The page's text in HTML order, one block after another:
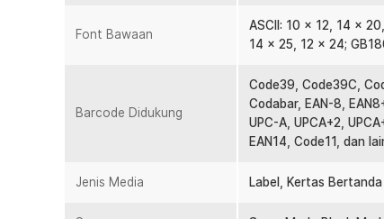
Rincian yang Anda dapatkan untuk pembelian
1 x Kabel Daya
1 x Kabel USB A to USB Type B
1 x Kabel Serial RS232 (Khusus Varian USB Serial
Font Bawaan
ASCII: 10 x 12, 14 x
14 x 25, 12 x 24;
Barcode Didukung
Code39, Code39C,
Codabar, EAN-8,
UPC-A, UPCA+2,
EAN14, Code11, dan
Jenis Media Label, Kertas